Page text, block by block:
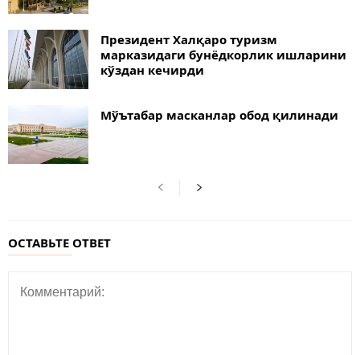
Президент Халқаро туризм
марказидаги бунёдкорлик ишларини
кўздан кечирди
Мўътабар масканлар обод қилинади
ОСТАВЬТЕ ОТВЕТ